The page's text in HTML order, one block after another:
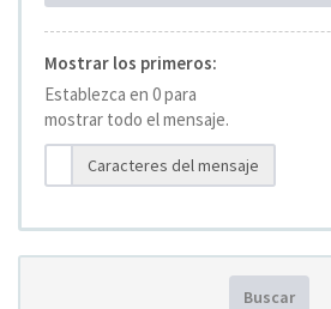
Mostrar los primeros:
Establezca en 0 para
mostrar todo el mensaje.
Caracteres del mensaje
Buscar